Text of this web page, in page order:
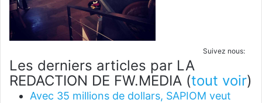
Suivez nous:
Les derniers articles par LA
REDACTION DE FW.MEDIA (tout voir)
Avec 35 millions de dollars, SAPIOM veut